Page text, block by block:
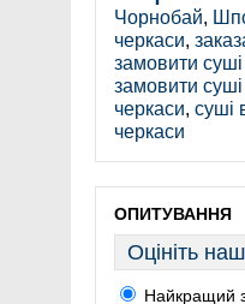
Чорнобай,
черкаси,
замовити
замовити
черкаси, суші
черкаси
ОПИТУВАННЯ
Оцініть
Найкращий